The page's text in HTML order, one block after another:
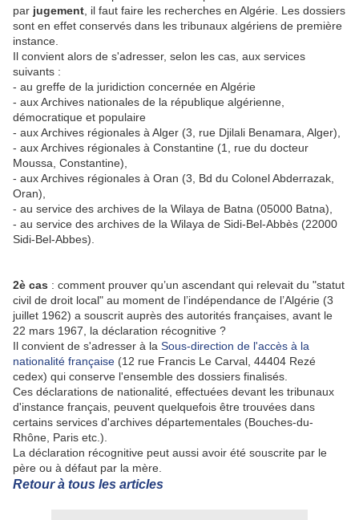
par jugement , il faut faire les recherches en Algérie. Les dossiers
sont en effet conservés dans les tribunaux algériens de première
instance.
Il convient alors de s'adresser, selon les cas, aux services
suivants :
- au greffe de la juridiction concernée en Algérie
- aux Archives nationales de la république algérienne,
démocratique et populaire
- aux Archives régionales à Alger (3, rue Djilali Benamara, Alger),
- aux Archives régionales à Constantine (1, rue du docteur
Moussa, Constantine),
- aux Archives régionales à Oran (3, Bd du Colonel Abderrazak,
Oran),
- au service des archives de la Wilaya de Batna (05000 Batna),
- au service des archives de la Wilaya de Sidi-Bel-Abbès (22000
Sidi-Bel-Abbes).
2è cas : comment prouver qu’un ascendant qui relevait du "statut
civil de droit local" au moment de l’indépendance de l’Algérie (3
juillet 1962) a souscrit auprès des autorités françaises, avant le
22 mars 1967, la déclaration récognitive ?
Il convient de s'adresser à la Sous-direction de l'accès à la
nationalité française (12 rue Francis Le Carval, 44404 Rezé
cedex) qui conserve l'ensemble des dossiers finalisés.
Ces déclarations de nationalité, effectuées devant les tribunaux
d'instance français, peuvent quelquefois être trouvées dans
certains services d'archives départementales (Bouches-du-
Rhône, Paris etc.).
La déclaration récognitive peut aussi avoir été souscrite par le
père ou à défaut par la mère.
Retour à tous les articles